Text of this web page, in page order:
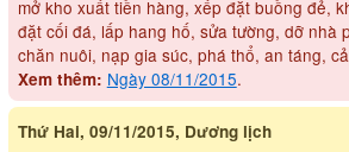
mở kho xuất tiền hàng, xếp đặt buồng đẻ,
đặt cối đá, lấp hang hố, sửa tường, dỡ nhà
chăn nuôi, nạp gia súc, phá thổ, an táng,
Xem thêm: Ngày 08/11/2015.
Thứ Hai, 09/11/2015, Dương lịch